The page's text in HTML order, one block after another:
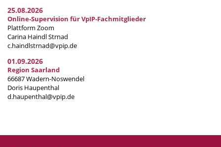
25.08.2026
Online-Supervision für VpIP-Fachmitglieder
Plattform Zoom
Carina Haindl Strnad
c.haindlstrnad@vpip.de
01.09.2026
Region Saarland
66687 Wadern-Noswendel
Doris Haupenthal
d.haupenthal@vpip.de